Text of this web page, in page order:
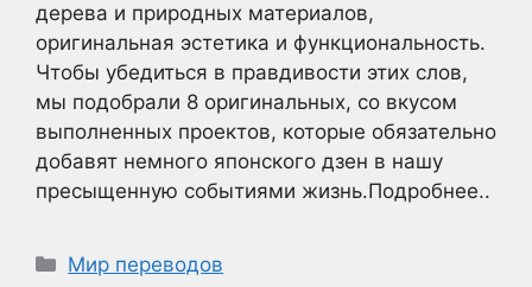
дерева и природных материалов,
оригинальная эстетика и функциональность.
Чтобы убедиться в правдивости этих слов,
мы подобрали 8 оригинальных, со вкусом
выполненных проектов, которые обязательно
добавят немного японского дзен в нашу
пресыщенную событиями жизнь.Подробнее..
Рубрики
Мир переводов